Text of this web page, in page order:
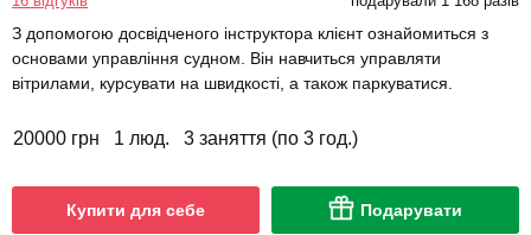
З допомогою досвідченого інструктора клієнт ознайомиться з
основами управління судном. Він навчиться управляти
вітрилами, курсувати на швидкості, а також паркуватися.
20000 грн 1 люд. 3 заняття (по 3 год.)
Купити для себе Подарувати